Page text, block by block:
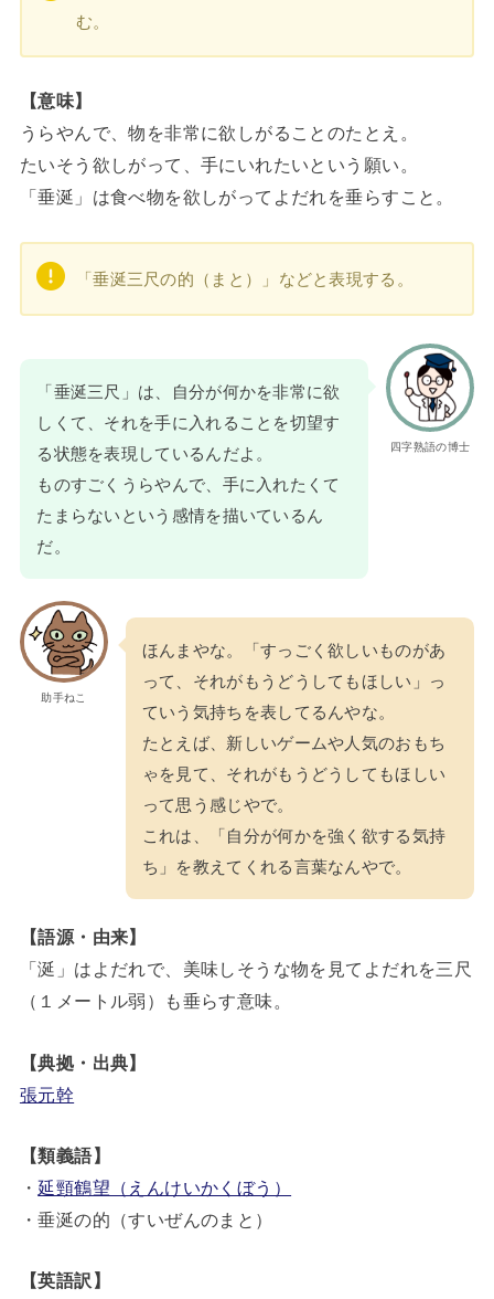
む。
【意味】
うらやんで、物を非常に欲しがることのたとえ。
たいそう欲しがって、手にいれたいという願い。
「垂涎」は食べ物を欲しがってよだれを垂らすこと。
「垂涎三尺の的（まと）」などと表現する。
四字熟語の博士
「垂涎三尺」は、自分が何かを非常に欲
しくて、それを手に入れることを切望す
る状態を表現しているんだよ。
ものすごくうらやんで、手に入れたくて
たまらないという感情を描いているん
だ。
助手ねこ
ほんまやな。「すっごく欲しいものがあ
って、それがもうどうしてもほしい」っ
ていう気持ちを表してるんやな。
たとえば、新しいゲームや人気のおもち
ゃを見て、それがもうどうしてもほしい
って思う感じやで。
これは、「自分が何かを強く欲する気持
ち」を教えてくれる言葉なんやで。
【語源・由来】
「涎」はよだれで、美味しそうな物を見てよだれを三尺
（１メートル弱）も垂らす意味。
【典拠・出典】
張元幹
【類義語】
・延頸鶴望（えんけいかくぼう）
・垂涎の的（すいぜんのまと）
【英語訳】